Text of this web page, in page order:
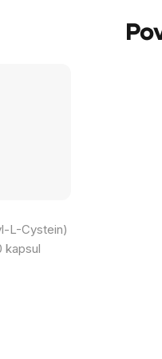
L-Cystein)
kapsul